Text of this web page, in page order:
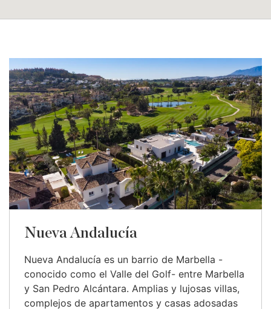
Nueva Andalucía
Nueva Andalucía es un barrio de Marbella -
conocido como el Valle del Golf- entre Marbella
y San Pedro Alcántara. Amplias y lujosas villas,
complejos de apartamentos y casas adosadas